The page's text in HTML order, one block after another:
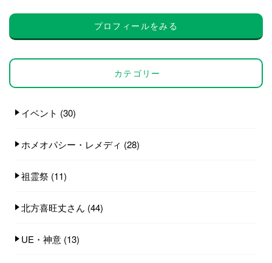
プロフィールをみる
カテゴリー
イベント (30)
ホメオパシー・レメディ (28)
祖霊祭 (11)
北方喜旺丈さん (44)
UE・神意 (13)